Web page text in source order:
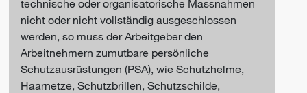
technische oder organisatorische Massnahmen
nicht oder nicht vollständig ausgeschlossen
werden, so muss der Arbeitgeber den
Arbeitnehmern zumutbare persönliche
Schutzausrüstungen (PSA), wie Schutzhelme,
Haarnetze, Schutzbrillen, Schutzschilde,